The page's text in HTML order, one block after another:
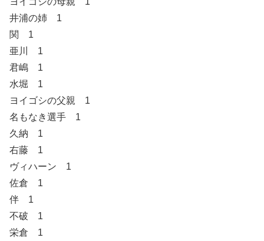
井浦の姉 1
関 1
亜川 1
君嶋 1
水堀 1
ヨイゴシの父親 1
名もなき選手 1
久納 1
右藤 1
ヴィハーン 1
佐倉 1
伴 1
不破 1
栄倉 1